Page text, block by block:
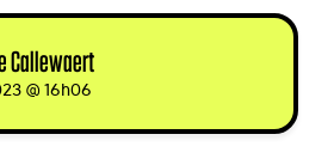
Callewaert
@ 16h06